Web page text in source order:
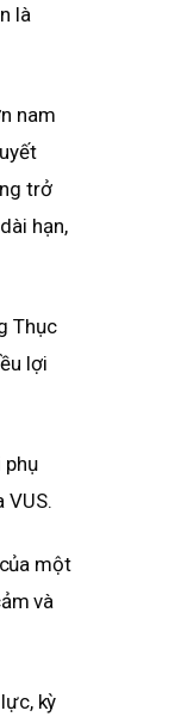
là
nam
trở
hạn,
Thục
lợi
phụ
một
và
kỳ